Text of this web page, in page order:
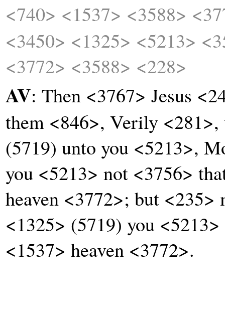
<740> <1537> <3588>
<3450> <1325> <5213>
<3772> <3588> <228>
AV: Then <3767> Jesus
them <846>, Verily
(5719) unto you <5213>,
you <5213> not <3756>
heaven <3772>; but
<1325> (5719) you
<1537> heaven <3772>.